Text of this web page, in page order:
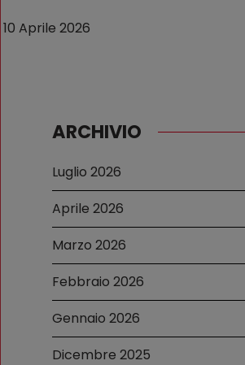
10 Aprile 2026
ARCHIVIO
Luglio 2026
Aprile 2026
Marzo 2026
Febbraio 2026
Gennaio 2026
Dicembre 2025